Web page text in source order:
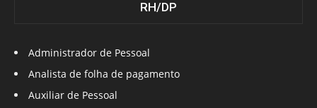
RH/DP
Administrador de Pessoal
Analista de folha de pagamento
Auxiliar de Pessoal